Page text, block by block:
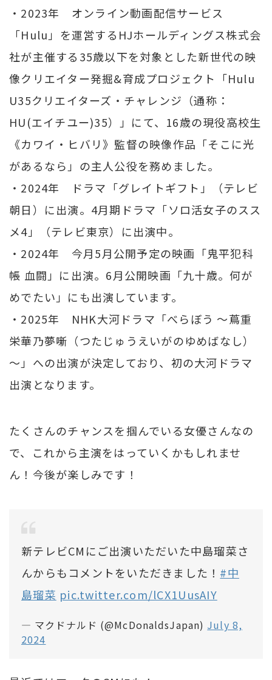
・2023年 オンライン動画配信サービス
「Hulu」を運営するHJホールディングス株式会
社が主催する35歳以下を対象とした新世代の映
像クリエイター発掘&育成プロジェクト「Hulu
U35クリエイターズ・チャレンジ（通称：
HU(エイチユー)35）」にて、16歳の現役高校生
《カワイ・ヒバリ》監督の映像作品「そこに光
があるなら」の主人公役を務めました。
・2024年 ドラマ「グレイトギフト」（テレビ
朝日）に出演。4月期ドラマ「ソロ活女子のスス
メ4」（テレビ東京）に出演中。
・2024年 今月5月公開予定の映画「鬼平犯科
帳 血闘」に出演。6月公開映画「九十歳。何が
めでたい」にも出演しています。
・2025年 NHK大河ドラマ「べらぼう ～蔦重
栄華乃夢噺（つたじゅうえいがのゆめばなし）
～」への出演が決定しており、初の大河ドラマ
出演となります。
たくさんのチャンスを掴んでいる女優さんなの
で、これから主演をはっていくかもしれませ
ん！今後が楽しみです！
新テレビCMにご出演いただいた中島瑠菜さ
んからもコメントをいただきました！ #中
島瑠菜 pic.twitter.com/lCX1UusAIY
— マクドナルド (@McDonaldsJapan) July 8,
2024